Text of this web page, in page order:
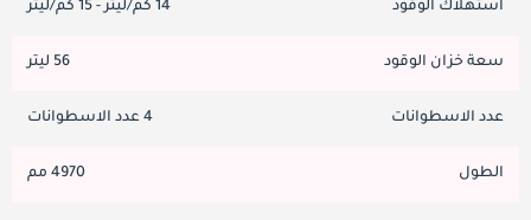
استهلاك الوقود 14 كم/ليتر - 15 كم/ليتر
سعة خزان الوقود 56 ليتر
عدد الاسطوانات 4 عدد الاسطوانات
الطول 4970 مم